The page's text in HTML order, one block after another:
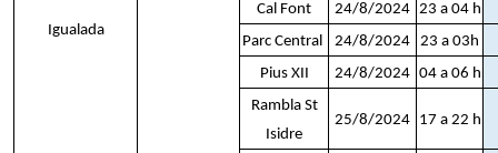
Igualada
Cal Font
24/8/2024 23 a 04 h
Parc Central
24/8/2024 23 a 03h
Pius XII
24/8/2024 04 a 06 h
Rambla St
Isidre
25/8/2024 17 a 22 h